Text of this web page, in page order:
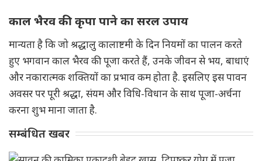
काल भैरव की कृपा पाने का सरल उपाय
मान्यता है कि जो श्रद्धालु कालाष्टमी के दिन नियमों का पालन करते
हुए भगवान काल भैरव की पूजा करते हैं, उनके जीवन से भय, बाधाएं
और नकारात्मक शक्तियों का प्रभाव कम होता है. इसलिए इस पावन
अवसर पर पूरी श्रद्धा, संयम और विधि-विधान के साथ पूजा-अर्चना
करना शुभ माना जाता है.
सम्बंधित खबर